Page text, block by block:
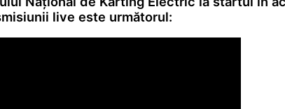
live este următorul: